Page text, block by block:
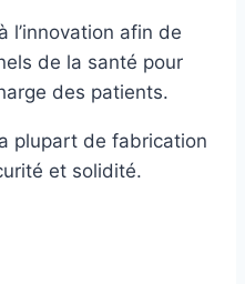
l’innovation afin de
de la santé pour
des patients.
plupart de fabrication
et solidité.